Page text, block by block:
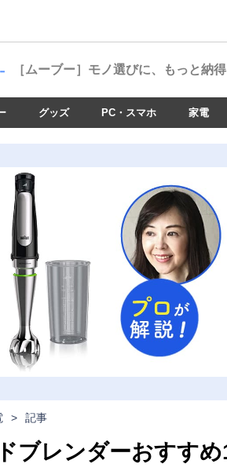
［ムーブー］ モノ選びに、もっと納得
グッズ PC・スマホ 家電
> 記事
ブレンダーおすす